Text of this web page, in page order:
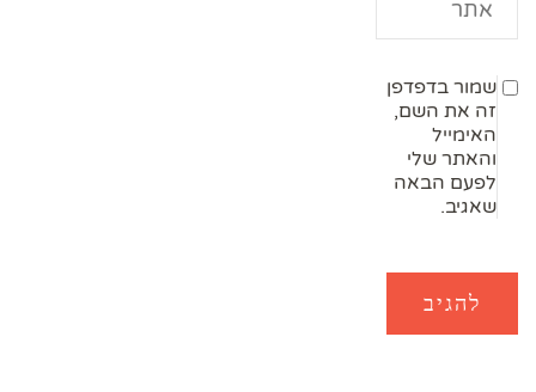
שמור בדפדפן
זה את השם,
האימייל
והאתר שלי
לפעם הבאה
שאגיב.